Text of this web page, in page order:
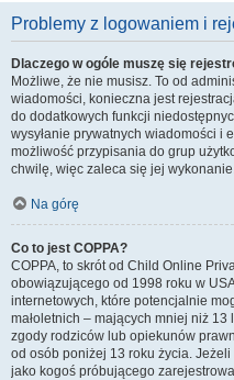
Problemy z logowaniem i
Dlaczego w ogóle muszę się
Możliwe, że nie musisz. To od
wiadomości, konieczna jest
do dodatkowych funkcji
wysyłanie prywatnych wiadomości i
możliwość przypisania do grup
chwilę, więc zaleca się jej
Na górę
Co to jest COPPA?
COPPA, to skrót od Child Online
obowiązującego od 1998 roku w
internetowych, które potencjalnie
małoletnich – mających mniej niż
zgody rodziców lub opiekunów
od osób poniżej 13 roku życia.
jako kogoś próbującego